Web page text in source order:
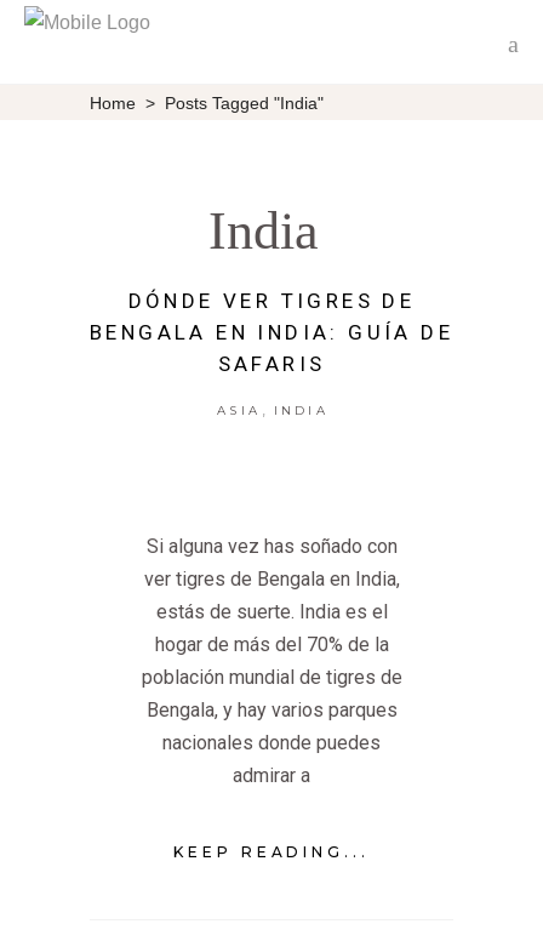
Home > Posts Tagged "India"
India
DÓNDE VER TIGRES DE
BENGALA EN INDIA: GUÍA DE
SAFARIS
ASIA , INDIA
Si alguna vez has soñado con
ver tigres de Bengala en India,
estás de suerte. India es el
hogar de más del 70% de la
población mundial de tigres de
Bengala, y hay varios parques
nacionales donde puedes
admirar a
KEEP READING...